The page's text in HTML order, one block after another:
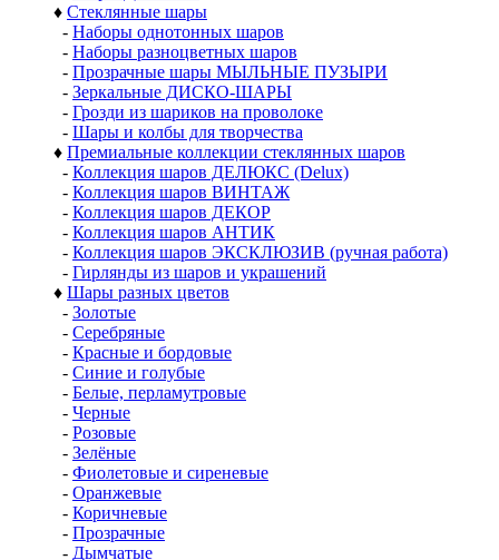
♦ Стеклянные шары
- Наборы однотонных шаров
- Наборы разноцветных шаров
- Прозрачные шары МЫЛЬНЫЕ ПУЗЫРИ
- Зеркальные ДИСКО-ШАРЫ
- Грозди из шариков на проволоке
- Шары и колбы для творчества
♦ Премиальные коллекции стеклянных шаров
- Коллекция шаров ДЕЛЮКС (Delux)
- Коллекция шаров ВИНТАЖ
- Коллекция шаров ДЕКОР
- Коллекция шаров АНТИК
- Коллекция шаров ЭКСКЛЮЗИВ (ручная работа)
- Гирлянды из шаров и украшений
♦ Шары разных цветов
- Золотые
- Серебряные
- Красные и бордовые
- Синие и голубые
- Белые, перламутровые
- Черные
- Розовые
- Зелёные
- Фиолетовые и сиреневые
- Оранжевые
- Коричневые
- Прозрачные
- Дымчатые